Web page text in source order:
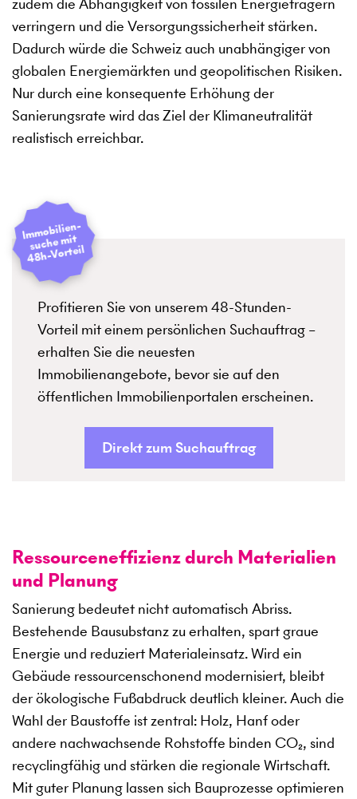
verringern und die Versorgungssicherheit stärken.
Dadurch würde die Schweiz auch unabhängiger von
globalen Energiemärkten und geopolitischen Risiken.
Nur durch eine konsequente Erhöhung der
Sanierungsrate wird das Ziel der Klimaneutralität
realistisch erreichbar.
Profitieren Sie von unserem 48-Stunden-
Vorteil mit einem persönlichen Suchauftrag –
erhalten Sie die neuesten
Immobilienangebote, bevor sie auf den
öffentlichen Immobilienportalen erscheinen.
I
mmobilien­
suche mit
48h-Vorteil
Direkt zum Suchauftrag
Ressourceneffizienz durch Materialien
und Planung
Sanierung bedeutet nicht automatisch Abriss.
Bestehende Bausubstanz zu erhalten, spart graue
Energie und reduziert Materialeinsatz. Wird ein
Gebäude ressourcenschonend modernisiert, bleibt
der ökologische Fußabdruck deutlich kleiner. Auch die
Wahl der Baustoffe ist zentral: Holz, Hanf oder
andere nachwachsende Rohstoffe binden CO₂, sind
recyclingfähig und stärken die regionale Wirtschaft.
Mit guter Planung lassen sich Bauprozesse optimieren